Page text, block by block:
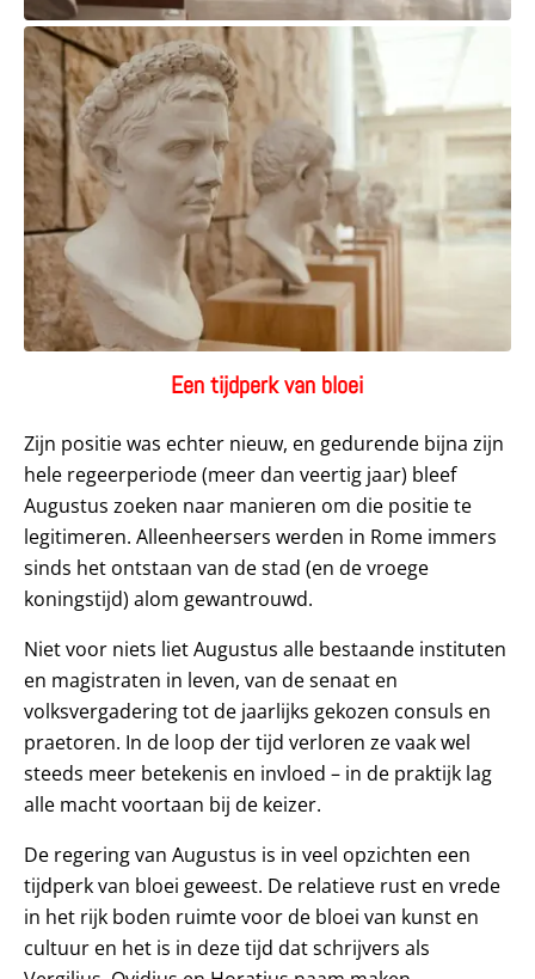
Een tijdperk van bloei
Zijn positie was echter nieuw, en gedurende bijna zijn
hele regeerperiode (meer dan veertig jaar) bleef
Augustus zoeken naar manieren om die positie te
legitimeren. Alleenheersers werden in Rome immers
sinds het ontstaan van de stad (en de vroege
koningstijd) alom gewantrouwd.
Niet voor niets liet Augustus alle bestaande instituten
en magistraten in leven, van de senaat en
volksvergadering tot de jaarlijks gekozen consuls en
praetoren. In de loop der tijd verloren ze vaak wel
steeds meer betekenis en invloed – in de praktijk lag
alle macht voortaan bij de keizer.
De regering van Augustus is in veel opzichten een
tijdperk van bloei geweest. De relatieve rust en vrede
in het rijk boden ruimte voor de bloei van kunst en
cultuur en het is in deze tijd dat schrijvers als